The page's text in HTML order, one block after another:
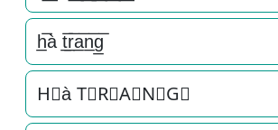
h̲̅à t̲̅r̲̅a̲̅n̲̅g̲̅
H⃣à T⃣R⃣A⃣N⃣G⃣